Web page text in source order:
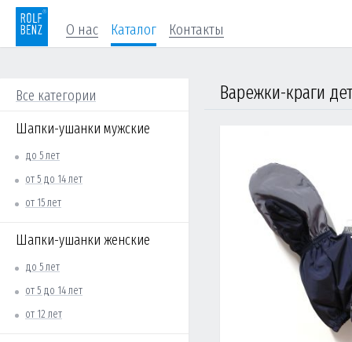
О нас Каталог Контакты
Все категории
Шапки-ушанки мужские
до 5 лет
от 5 до 14 лет
от 15 лет
Шапки-ушанки женские
до 5 лет
от 5 до 14 лет
от 12 лет
Варежки-краги